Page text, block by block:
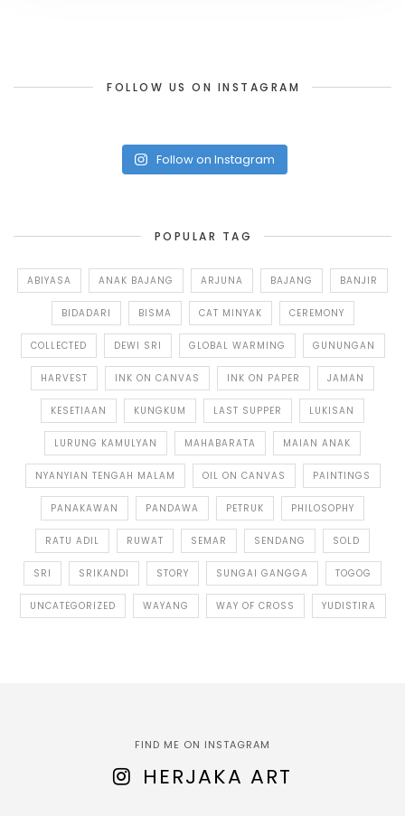
FOLLOW US ON INSTAGRAM
Follow on Instagram
POPULAR TAG
ABIYASA ANAK BAJANG ARJUNA BAJANG BANJIR
BIDADARI BISMA CAT MINYAK CEREMONY
COLLECTED DEWI SRI GLOBAL WARMING GUNUNGAN
HARVEST INK ON CANVAS INK ON PAPER JAMAN
KESETIAAN KUNGKUM LAST SUPPER LUKISAN
LURUNG KAMULYAN MAHABARATA MAIAN ANAK
NYANYIAN TENGAH MALAM OIL ON CANVAS PAINTINGS
PANAKAWAN PANDAWA PETRUK PHILOSOPHY
RATU ADIL RUWAT SEMAR SENDANG SOLD
SRI SRIKANDI STORY SUNGAI GANGGA TOGOG
UNCATEGORIZED WAYANG WAY OF CROSS YUDISTIRA
FIND ME ON INSTAGRAM
HERJAKA ART